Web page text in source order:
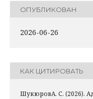
ОПУБЛИКОВАН
2026-06-26
КАК ЦИТИРОВАТЬ
ШукюровА. С. (2026).